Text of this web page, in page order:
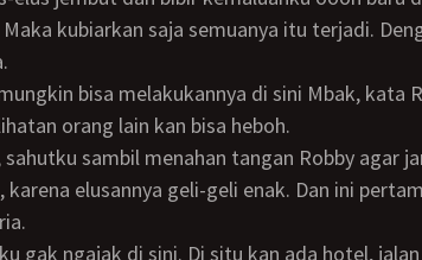
Maka kubiarkan saja semuanya itu terjadi.
orang lain kan bisa heboh.
karena elusannya geli-geli enak. Dan ini